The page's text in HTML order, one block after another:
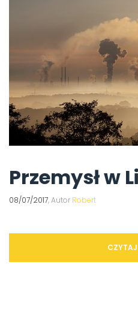
Przemysł w
08/07/2017, Autor Robert